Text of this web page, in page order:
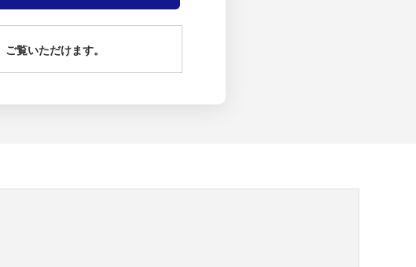
ご覧いただけます。